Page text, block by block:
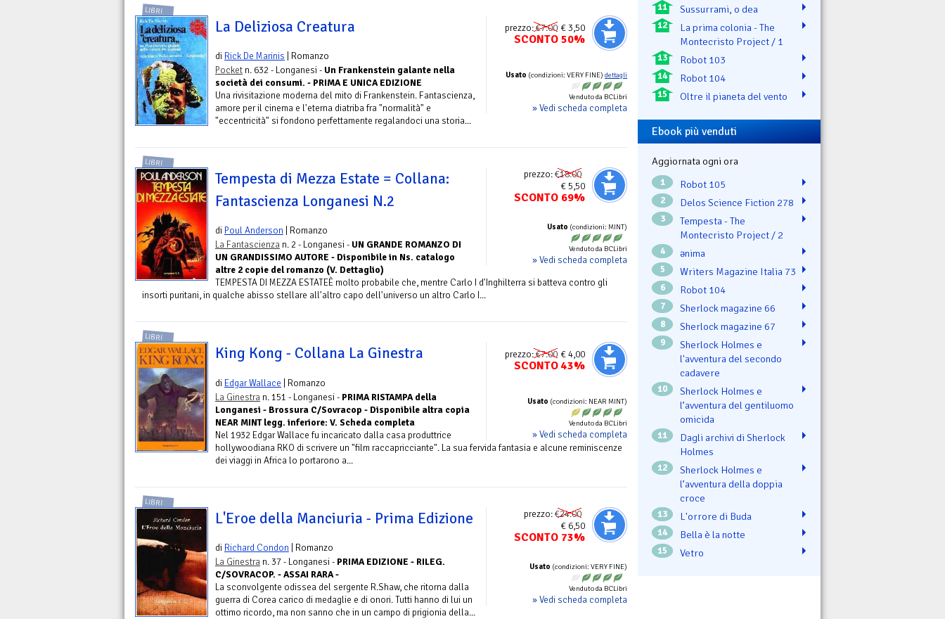
prezzo:€7.00 € 3,50
SCONTO 50%
Usato (condizioni: VERY FINE) dettagli
Venduto da BCLibri
» Vedi scheda completa
LIBRI
La Deliziosa Creatura
di Rick De Marinis | Romanzo
Pocket n. 632 - Longanesi - Un Frankenstein galante nella
società dei consumi. - PRIMA E UNICA EDIZIONE
Una rivisitazione moderna del mito di Frankenstein. Fantascienza,
amore per il cinema e l'eterna diatriba fra "normalità" e
"eccentricità" si fondono perfettamente regalandoci una storia...
prezzo:€18.00
€ 5,50
SCONTO 69%
Usato (condizioni: MINT)
Venduto da BCLibri
» Vedi scheda completa
LIBRI
Tempesta di Mezza Estate = Collana:
Fantascienza Longanesi N.2
di Poul Anderson | Romanzo
La Fantascienza n. 2 - Longanesi - UN GRANDE ROMANZO DI
UN GRANDISSIMO AUTORE - Disponibile in Ns. catalogo
altre 2 copie del romanzo (V. Dettaglio)
TEMPESTA DI MEZZA ESTATEÈ molto probabile che, mentre Carlo I d'Inghilterra si batteva contro gli
insorti puritani, in qualche abisso stellare all'altro capo dell'universo un altro Carlo I...
prezzo:€7.00 € 4,00
SCONTO 43%
Usato (condizioni: NEAR MINT)
Venduto da BCLibri
» Vedi scheda completa
LIBRI
King Kong - Collana La Ginestra
di Edgar Wallace | Romanzo
La Ginestra n. 151 - Longanesi - PRIMA RISTAMPA della
Longanesi - Brossura C/Sovracop - Disponibile altra copia
NEAR MINT legg. inferiore: V. Scheda completa
Nel 1932 Edgar Wallace fu incaricato dalla casa produttrice
hollywoodiana RKO di scrivere un "film raccapricciante". La sua fervida fantasia e alcune reminiscenze
dei viaggi in Africa lo portarono a...
prezzo:€24.00
€ 6,50
SCONTO 73%
Usato (condizioni: VERY FINE)
Venduto da BCLibri
» Vedi scheda completa
LIBRI
L'Eroe della Manciuria - Prima Edizione
di Richard Condon | Romanzo
La Ginestra n. 37 - Longanesi - PRIMA EDIZIONE - RILEG.
C/SOVRACOP. - ASSAI RARA -
La sconvolgente odissea del sergente R.Shaw, che ritorna dalla
guerra di Corea carico di medaglie e di onori. Tutti hanno di lui un
ottimo ricordo, ma non sanno che in un campo di prigionia della...
11 Sussurrami, o dea
12
La prima colonia - The
Montecristo Project / 1
13 Robot 103
14 Robot 104
15 Oltre il pianeta del vento
Ebook più venduti
Aggiornata ogni ora
1 Robot 105
2 Delos Science Fiction 278
3
Tempesta - The
Montecristo Project / 2
4 ənima
5 Writers Magazine Italia 73
6 Robot 104
7 Sherlock magazine 66
8 Sherlock magazine 67
9
Sherlock Holmes e
l'avventura del secondo
cadavere
10
Sherlock Holmes e
l’avventura del gentiluomo
omicida
11
Dagli archivi di Sherlock
Holmes
12
Sherlock Holmes e
l’avventura della doppia
croce
13 L'orrore di Buda
14 Bella è la notte
15 Vetro